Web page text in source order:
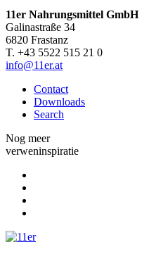
11er Nahrungsmittel GmbH
Galinastraße 34
6820 Frastanz
T. +43 5522 515 21 0
info@11er.at
Contact
Downloads
Search
Nog meer
verweninspiratie